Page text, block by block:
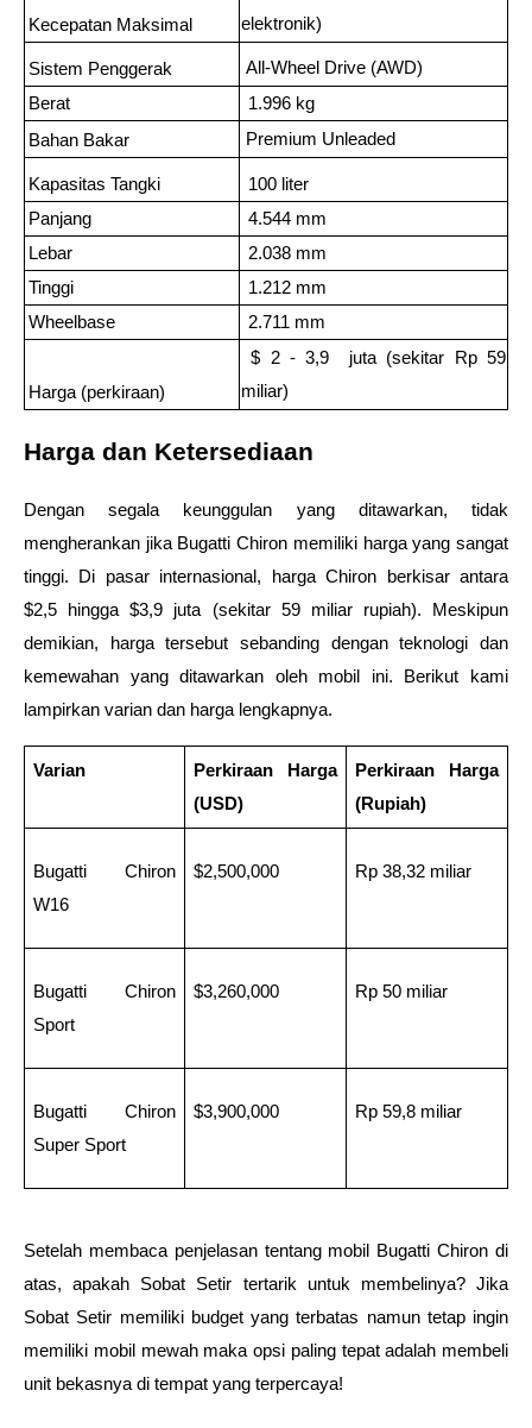
Kecepatan Maksimal
elektronik)
Sistem Penggerak
All-Wheel Drive (AWD)
Berat
1.996 kg
Bahan Bakar
Premium Unleaded
Kapasitas Tangki
100 liter
Panjang
4.544 mm
Lebar
2.038 mm
Tinggi
1.212 mm
Wheelbase
2.711 mm
Harga (perkiraan)
$ 2 - 3,9  juta (sekitar Rp 59
miliar)
Harga dan Ketersediaan
Dengan segala keunggulan yang ditawarkan, tidak
mengherankan jika Bugatti Chiron memiliki harga yang sangat
tinggi. Di pasar internasional, harga Chiron berkisar antara
$2,5 hingga $3,9 juta (sekitar 59 miliar rupiah). Meskipun
demikian, harga tersebut sebanding dengan teknologi dan
kemewahan yang ditawarkan oleh mobil ini. Berikut kami
lampirkan varian dan harga lengkapnya.
Varian
Perkiraan Harga
(USD)
Perkiraan Harga
(Rupiah)
Bugatti Chiron
W16
$2,500,000 Rp 38,32 miliar
Bugatti Chiron
Sport
$3,260,000 Rp 50 miliar
Bugatti Chiron
Super Sport
$3,900,000 Rp 59,8 miliar
Setelah membaca penjelasan tentang mobil Bugatti Chiron di
atas, apakah Sobat Setir tertarik untuk membelinya? Jika
Sobat Setir memiliki budget yang terbatas namun tetap ingin
memiliki mobil mewah maka opsi paling tepat adalah membeli
unit bekasnya di tempat yang terpercaya!